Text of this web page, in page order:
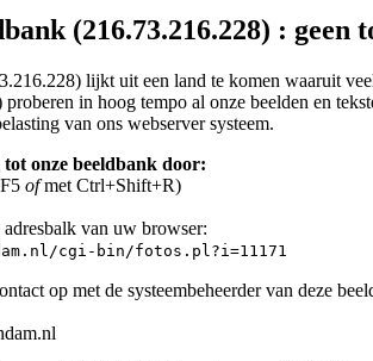
(216.73.216.228) : geen
lijkt uit een land te komen waaruit
in hoog tempo al onze beelden en
van ons webserver systeem.
onze beeldbank door:
ofmet Ctrl+Shift+R)
van uw browser:
cgi-bin/fotos.pl?i=11171
op met de systeembeheerder van deze